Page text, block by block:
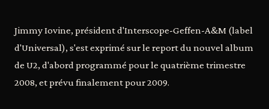
Jimmy Iovine, président d'Interscope-Geffen-A&M (label
d'Universal), s'est exprimé sur le report du nouvel album
de U2, d'abord programmé pour le quatrième trimestre
2008, et prévu finalement pour 2009.